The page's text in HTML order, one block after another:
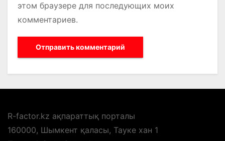
этом браузере для последующих моих
комментариев.
R-factor.kz ақпараттық порталы
160000, Шымкент қаласы, Тауке хан 1